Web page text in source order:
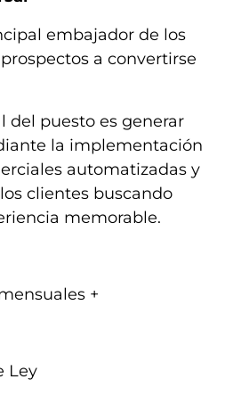
embajador de los
a convertirse
del puesto es generar
la implementación
automatizadas y
clientes buscando
memorable.
+
Ley